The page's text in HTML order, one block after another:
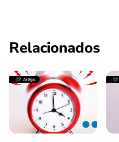
Relacionados